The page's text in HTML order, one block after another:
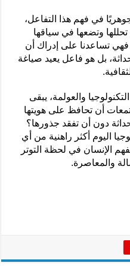
في فهم هذا التفاعل،
وتضعها في سياقها
فهي تساعدنا على إدراك أن
بل هو فاعل يعيد صياغة
والعولمة، يبقى
أن تحافظ على هويتها
دون أن تفقد جذورها؟
اليوم أكثر راهنية من أي
الإنسان في لحظة التوتر
والمعاصرة.